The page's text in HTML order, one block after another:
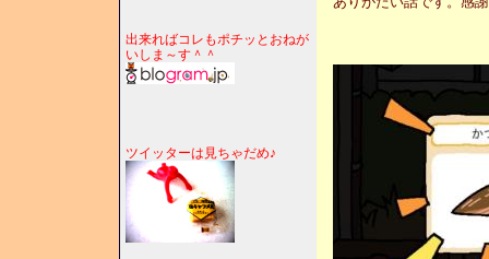
出来ればコレもポチッとおねが
いしま～す＾＾
ツイッターは見ちゃだめ♪